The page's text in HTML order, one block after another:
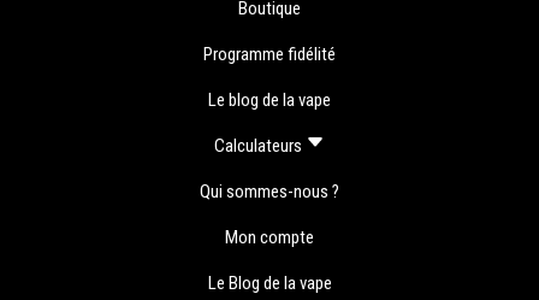
Boutique
Programme fidélité
Le blog de la vape
Calculateurs
Qui sommes-nous ?
Mon compte
Le Blog de la vape